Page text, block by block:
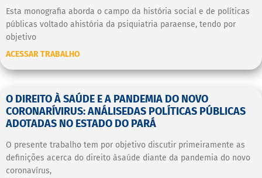
Esta monografia aborda o campo da história social e de políticas
públicas voltado ahistória da psiquiatria paraense, tendo por
objetivo
ACESSAR TRABALHO
O DIREITO À SAÚDE E A PANDEMIA DO NOVO
CORONARÍVIRUS: ANÁLISEDAS POLÍTICAS PÚBLICAS
ADOTADAS NO ESTADO DO PARÁ
O presente trabalho tem por objetivo discutir primeiramente as
definições acerca do direito àsaúde diante da pandemia do novo
coronavírus,